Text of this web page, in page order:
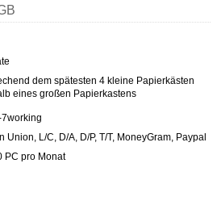
dem spätesten 4 kleine Papierkästen
eines großen Papierkastens
Union, L/C, D/A, D/P, T/T, MoneyGram, Paypal
PC pro Monat